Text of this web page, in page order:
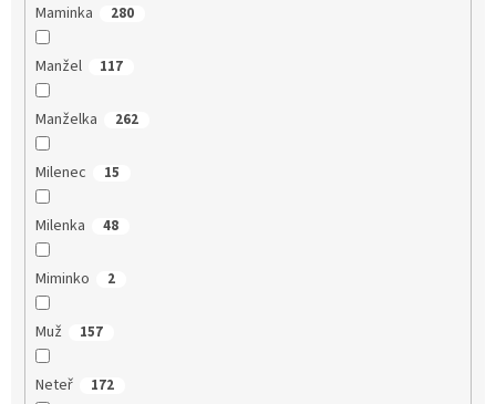
Maminka 280
Manžel 117
Manželka 262
Milenec 15
Milenka 48
Miminko 2
Muž 157
Neteř 172